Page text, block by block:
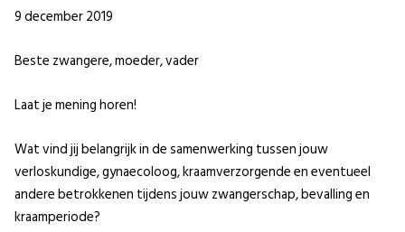
9 december 2019
Beste zwangere, moeder, vader
Laat je mening horen!
Wat vind jij belangrijk in de samenwerking tussen jouw
verloskundige, gynaecoloog, kraamverzorgende en eventueel
andere betrokkenen tijdens jouw zwangerschap, bevalling en
kraamperiode?